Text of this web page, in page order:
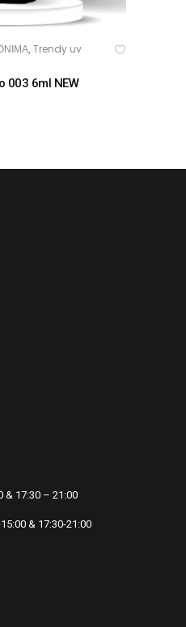
, Trendy uv
003 6ml NEW
& 17:30 – 21:00
& 17:30-21:00